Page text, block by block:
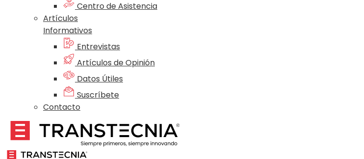
Centro de Asistencia
Artículos
Informativos
Entrevistas
Artículos de Opinión
Datos Útiles
Suscríbete
Contacto